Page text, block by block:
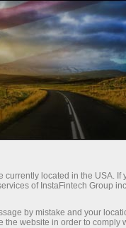
时开户 交易
投资者 对于
currently located in the USA.
of InstaFintech Group
by mistake and your
the website in order to comply